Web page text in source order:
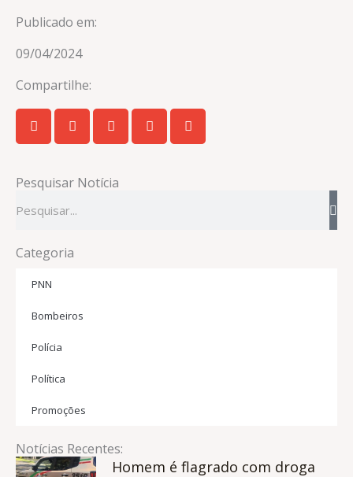
Publicado em:
09/04/2024
Compartilhe:
Pesquisar Notícia
Categoria
PNN
Bombeiros
Polícia
Política
Promoções
Notícias Recentes:
Homem é flagrado com droga